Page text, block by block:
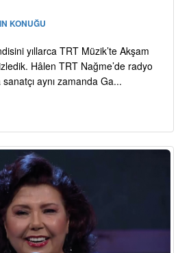
KONUĞU
yıllarca TRT Müzik’te Akşam
Hâlen TRT Nağme’de radyo
aynı zamanda Ga...